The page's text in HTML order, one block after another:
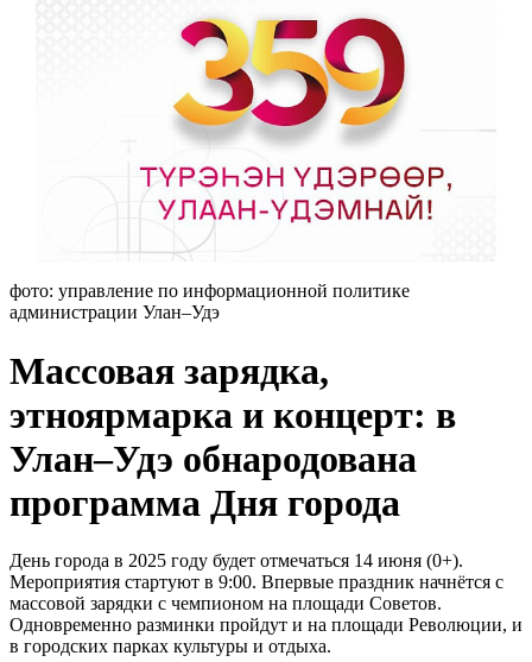
фото: управление по информационной политике
администрации Улан–Удэ
Массовая зарядка,
этноярмарка и концерт: в
Улан–Удэ обнародована
программа Дня города
День города в 2025 году будет отмечаться 14 июня (0+).
Мероприятия стартуют в 9:00. Впервые праздник начнётся с
массовой зарядки с чемпионом на площади Советов.
Одновременно разминки пройдут и на площади Революции, и
в городских парках культуры и отдыха.